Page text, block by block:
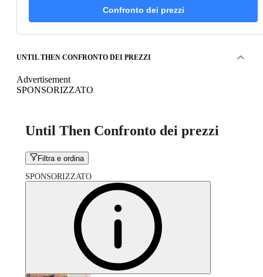
Confronto dei prezzi
UNTIL THEN CONFRONTO DEI PREZZI
Advertisement
SPONSORIZZATO
Until Then Confronto dei prezzi
Filtra e ordina
SPONSORIZZATO